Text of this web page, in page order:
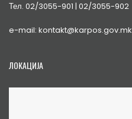
Тел. 02/3055-901 | 02/3055-902
e-mail: kontakt@karpos.gov.mk
ЛОКАЦИЈА